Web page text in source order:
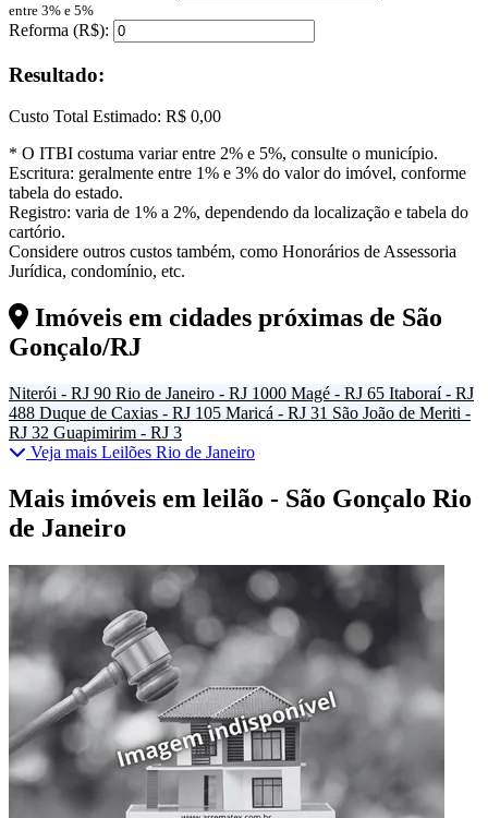
entre 3% e 5%
Reforma (R$):
Resultado:
Custo Total Estimado: R$ 0,00
* O ITBI costuma variar entre 2% e 5%, consulte o município.
Escritura: geralmente entre 1% e 3% do valor do imóvel, conforme
tabela do estado.
Registro: varia de 1% a 2%, dependendo da localização e tabela do
cartório.
Considere outros custos também, como Honorários de Assessoria
Jurídica, condomínio, etc.
Imóveis em cidades próximas de São
Gonçalo/RJ
Niterói - RJ 90 Rio de Janeiro - RJ 1000 Magé - RJ 65 Itaboraí - RJ
488 Duque de Caxias - RJ 105 Maricá - RJ 31 São João de Meriti -
RJ 32 Guapimirim - RJ 3
Veja mais Leilões Rio de Janeiro
Mais imóveis em leilão - São Gonçalo Rio
de Janeiro